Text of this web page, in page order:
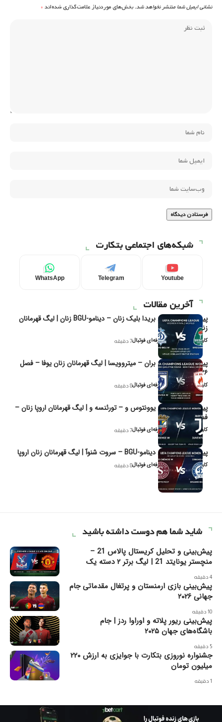
نشانی ایمیل شما منتشر نخواهد شد. بخش‌های موردنیاز علامت‌گذاری شده‌اند*
شبکه‌های اجتماعی بتکارت
Youtube
Telegram
WhatsApp
آخرین مقالات
پیش‌بینی و تحلیل بریدا بلیک زنان – دینامو-BGU زنان | لیگ قهرمانان
زنان یوفا
کاوه نیک‌فر، تحلیل‌گر حرفه‌ای فوتبال7 دقیقه
پیش‌بینی و تحلیل بران – میتروویسا | لیگ قهرمانان زنان یوفا – فصل
۲۰۲۶
کاوه نیک‌فر، تحلیل‌گر حرفه‌ای فوتبال8 دقیقه
پیش‌بینی و تحلیل یوونتوس و – تورئنسه و | لیگ قهرمانان اروپا زنان –
فصل ۲۰۲۶
کاوه نیک‌فر، تحلیل‌گر حرفه‌ای فوتبال7 دقیقه
پیش‌بینی و تحلیل دینامو-BGU – سروت شنوآ | لیگ قهرمانان زنان اروپا
کاوه نیک‌فر، تحلیل‌گر حرفه‌ای فوتبال8 دقیقه
شاید شما هم دوست داشته باشید
پیش‌بینی و تحلیل کریستال پالاس 21 –
منچستر یونایتد 21 | لیگ برتر ۲ دسته یک
4 دقیقه
پیش‌بینی بازی ارمنستان و پرتغال مقدماتی جام
جهانی ۲۰۲۶
10 دقیقه
پیش‌بینی ریور پلاته و اوراوا ردز | جام
باشگاه‌های جهان ۲۰۲۵
5 دقیقه
جشنواره نوروزی بتکارت با جوایزی به ارزش ۲۲۰
میلیون تومان
1 دقیقه